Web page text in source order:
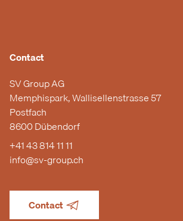
Contact
SV Group AG
Memphispark, Wallisellenstrasse 57
Postfach
8600 Dübendorf
+41 43 814 11 11
info@sv-group.ch
Contact